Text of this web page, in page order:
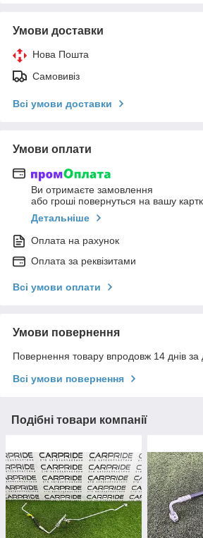
Умови доставки
Нова Пошта
Самовивіз
Всі умови доставки
Умови оплати
Ви отримаєте замовлення
або гроші повернуться на вашу
Детальніше
Оплата на рахунок
Оплата за реквізитами
Всі умови оплати
Умови повернення
Повернення товару впродовж 14 днів за
Всі умови повернення
Подібні товари компанії